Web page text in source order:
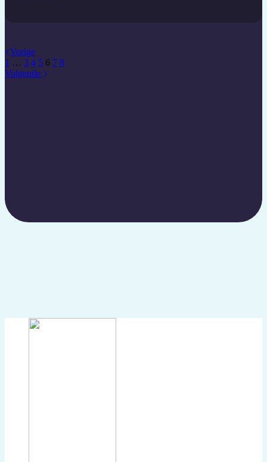
Vorige
1 … 3 4 5 6 7 8
Volgende